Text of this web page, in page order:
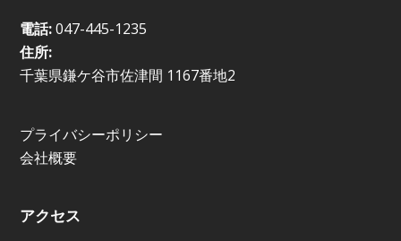
電話: 047-445-1235
住所:
千葉県鎌ケ谷市佐津間 1167番地2
プライバシーポリシー
会社概要
アクセス